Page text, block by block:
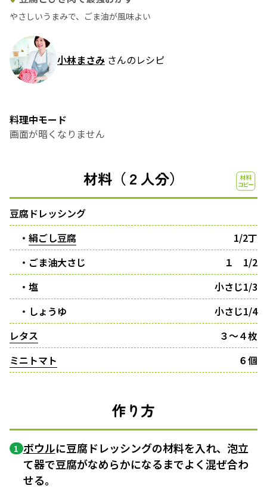
やさしいうまみで、ごま油が風味よい
小林まさみ さんのレシピ
料理中モード
画面が暗くなりません
材料（２人分）
豆腐ドレッシング
・ 絹ごし豆腐
1/2丁
・ごま油大さじ
１ 1/2
・塩
小さじ1/3
・しょうゆ
小さじ1/4
レタス
３〜４枚
ミニトマト
６個
作り方
1 ボウルに豆腐ドレッシングの材料を入れ、泡立
て器で豆腐がなめらかになるまでよく混ぜ合わ
せる。